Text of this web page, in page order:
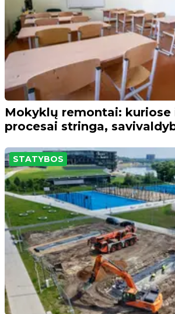
Mokyklų remontai: kuriose
procesai stringa,
STATYBOS